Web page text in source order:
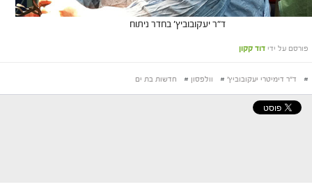
ד"ר יעקובוביץ' בחדר ניתוח
פורסם על ידי דוד קקון
# ד"ר דימיטרי יעקובוביץ' # וולפסון # חדשות בת ים